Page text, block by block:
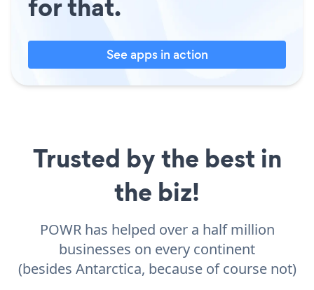
See apps in action
Trusted by the best in
the biz!
POWR has helped over a half million
businesses on every continent
(besides Antarctica, because of course not)